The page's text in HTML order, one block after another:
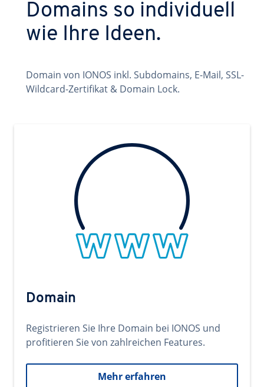
Domains so individuell
wie Ihre Ideen.
Domain von IONOS inkl. Subdomains, E-Mail, SSL-
Wildcard-Zertifikat & Domain Lock.
Domain
Registrieren Sie Ihre Domain bei IONOS und
profitieren Sie von zahlreichen Features.
Mehr erfahren